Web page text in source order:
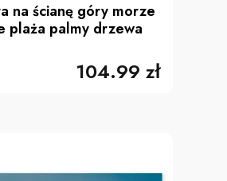
na ścianę góry morze
plaża palmy drzewa
104.99 zł